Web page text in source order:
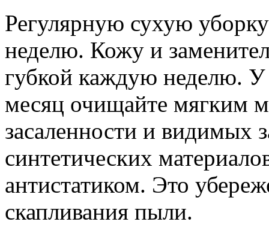
Регулярную сухую
неделю. Кожу и
губкой каждую неделю. У
месяц очищайте мягким
засаленности и видимых
синтетических
антистатиком. Это
скапливания пыли.